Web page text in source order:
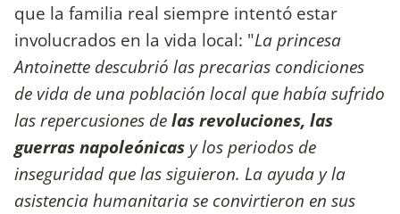
que la familia real siempre intentó estar
involucrados en la vida local: "La princesa
Antoinette descubrió las precarias condiciones
de vida de una población local que había sufrido
las repercusiones delas revoluciones, las
guerras napoleónicas y los periodos de
inseguridad que las siguieron. La ayuda y la
asistencia humanitaria se convirtieron en sus